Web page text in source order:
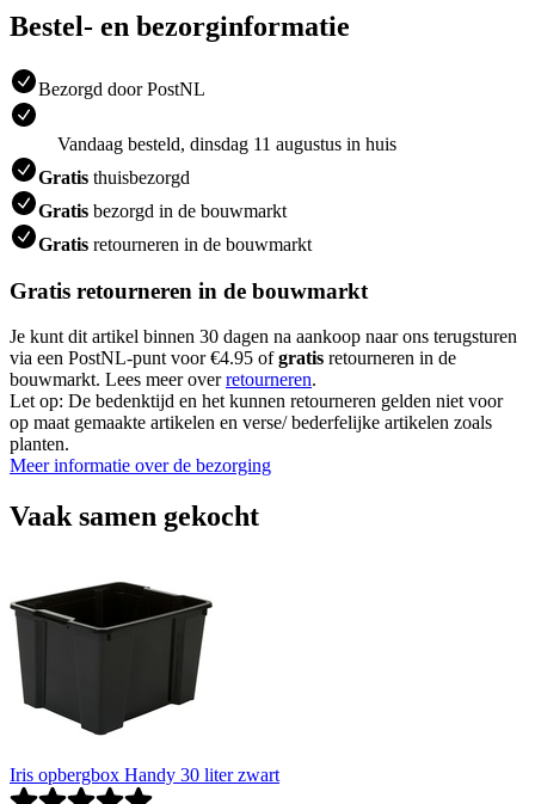
Bestel- en bezorginformatie
Bezorgd door PostNL
Vandaag besteld, dinsdag 11 augustus in huis
Gratis thuisbezorgd
Gratis bezorgd in de bouwmarkt
Gratis retourneren in de bouwmarkt
Gratis retourneren in de bouwmarkt
Je kunt dit artikel binnen 30 dagen na aankoop naar ons terugsturen
via een PostNL-punt voor €4.95 ofgratis retourneren in de
bouwmarkt. Lees meer overretourneren.
Let op: De bedenktijd en het kunnen retourneren gelden niet voor
op maat gemaakte artikelen en verse/ bederfelijke artikelen zoals
planten.
Meer informatie over de bezorging
Vaak samen gekocht
Iris opbergbox Handy 30 liter zwart